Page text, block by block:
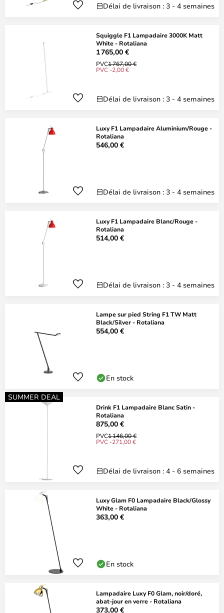
Délai de livraison : 3 - 4 semaines
Squiggle F1 Lampadaire 3000K Matt
White - Rotaliana
1 765,00 €
PVC1 767,00 €
PVC -2,00 €
Délai de livraison : 3 - 4 semaines
Luxy F1 Lampadaire Aluminium/Rouge -
Rotaliana
546,00 €
Délai de livraison : 3 - 4 semaines
Luxy F1 Lampadaire Blanc/Rouge -
Rotaliana
514,00 €
Délai de livraison : 3 - 4 semaines
Lampe sur pied String F1 TW Matt
Black/Silver - Rotaliana
554,00 €
En stock
SUMMER DEAL
Drink F1 Lampadaire Blanc Satin -
Rotaliana
875,00 €
PVC1 146,00 €
PVC -271,00 €
Délai de livraison : 4 - 6 semaines
Luxy Glam F0 Lampadaire Black/Glossy
White - Rotaliana
363,00 €
En stock
Lampadaire Luxy F0 Glam, noir/doré,
abat-jour en verre - Rotaliana
373,00 €